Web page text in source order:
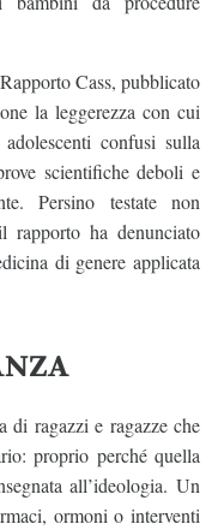
Cass, pubblicato
la leggerezza con cui
confusi sulla
scientifiche deboli e
Persino testate non
rapporto ha denunciato
di genere applicata
di ragazzi e ragazze che
proprio perché quella
all’ideologia. Un
ormoni o interventi